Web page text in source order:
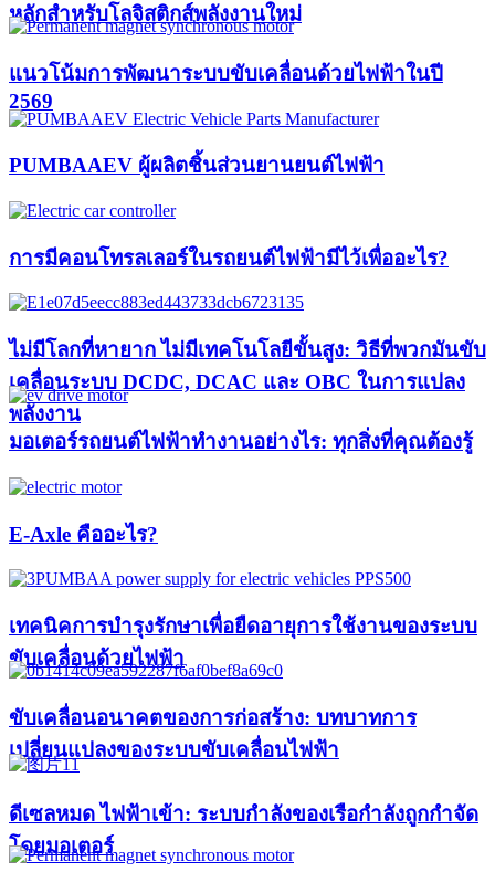
หลักสำหรับโลจิสติกส์พลังงานใหม่
แนวโน้มการพัฒนาระบบขับเคลื่อนด้วยไฟฟ้าในปี
2569
PUMBAAEV ผู้ผลิตชิ้นส่วนยานยนต์ไฟฟ้า
การมีคอนโทรลเลอร์ในรถยนต์ไฟฟ้ามีไว้เพื่ออะไร?
ไม่มีโลกที่หายาก ไม่มีเทคโนโลยีขั้นสูง: วิธีที่พวกมันขับ
เคลื่อนระบบ DCDC, DCAC และ OBC ในการแปลง
พลังงาน
มอเตอร์รถยนต์ไฟฟ้าทำงานอย่างไร: ทุกสิ่งที่คุณต้องรู้
E-Axle คืออะไร?
เทคนิคการบำรุงรักษาเพื่อยืดอายุการใช้งานของระบบ
ขับเคลื่อนด้วยไฟฟ้า
ขับเคลื่อนอนาคตของการก่อสร้าง: บทบาทการ
เปลี่ยนแปลงของระบบขับเคลื่อนไฟฟ้า
ดีเซลหมด ไฟฟ้าเข้า: ระบบกำลังของเรือกำลังถูกกำจัด
โดยมอเตอร์